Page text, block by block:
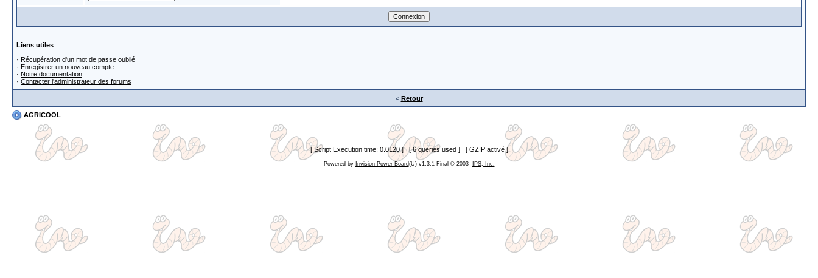
Liens utiles
· Récupération d'un mot de passe oublié
· Enregistrer un nouveau compte
· Notre documentation
· Contacter l'administrateur des forums
< Retour
AGRICOOL
[ Script Execution time: 0.0120 ] [ 6 queries used ] [ GZIP activé ]
Powered by Invision Power Board(U) v1.3.1 Final © 2003 IPS, Inc.